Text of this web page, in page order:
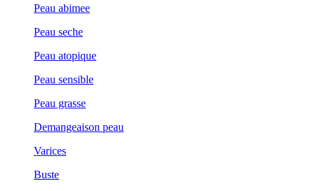
Peau abimee
Peau seche
Peau atopique
Peau sensible
Peau grasse
Demangeaison peau
Varices
Buste